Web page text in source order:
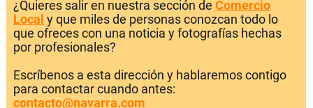
¿Quieres salir en nuestra sección de Comercio
Local y que miles de personas conozcan todo lo
que ofreces con una noticia y fotografías hechas
por profesionales?
Escríbenos a esta dirección y hablaremos contigo
para contactar cuando antes:
contacto@navarra.com